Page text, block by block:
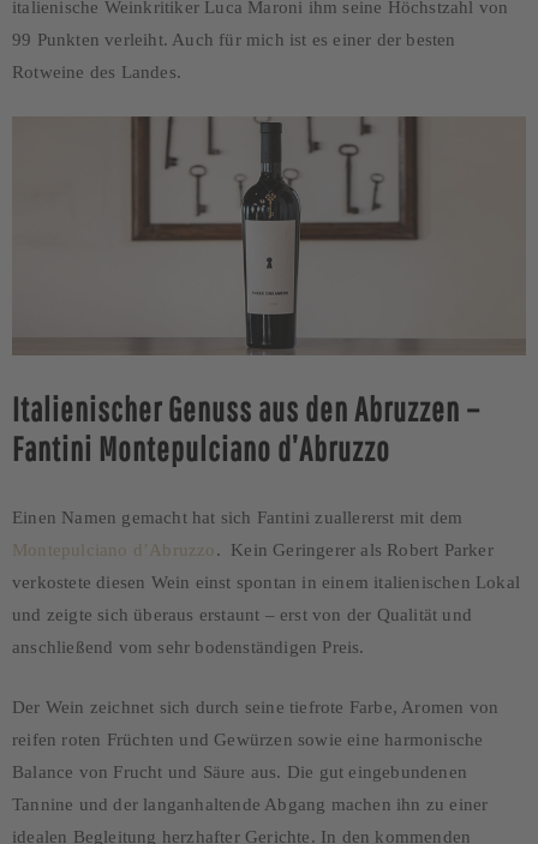
italienische Weinkritiker Luca Maroni ihm seine Höchstzahl von
99 Punkten verleiht. Auch für mich ist es einer der besten
Rotweine des Landes.
Italienischer Genuss aus den Abruzzen –
Fantini Montepulciano d’Abruzzo
Einen Namen gemacht hat sich Fantini zuallererst mit dem
Montepulciano d’Abruzzo. Kein Geringerer als Robert Parker
verkostete diesen Wein einst spontan in einem italienischen Lokal
und zeigte sich überaus erstaunt – erst von der Qualität und
anschließend vom sehr bodenständigen Preis.
Der Wein zeichnet sich durch seine tiefrote Farbe, Aromen von
reifen roten Früchten und Gewürzen sowie eine harmonische
Balance von Frucht und Säure aus. Die gut eingebundenen
Tannine und der langanhaltende Abgang machen ihn zu einer
idealen Begleitung herzhafter Gerichte. In den kommenden